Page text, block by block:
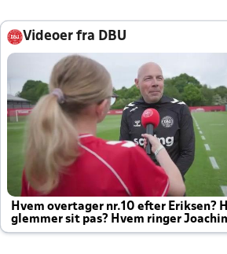
Videoer fra DBU
Hvem overtager nr.10 efter Eriksen?
glemmer sit pas? Hvem ringer
altid til efter kampe?